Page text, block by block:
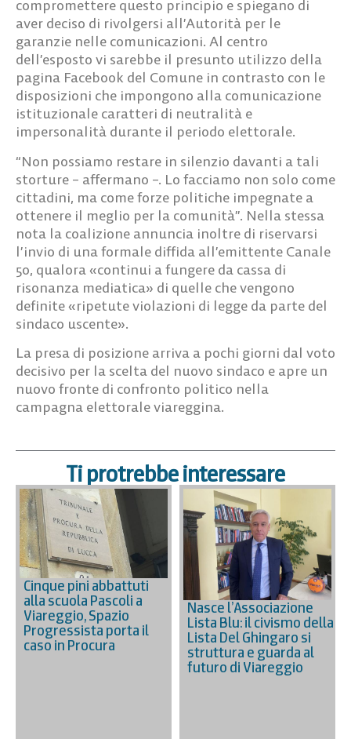
compromettere questo principio e spiegano di
aver deciso di rivolgersi all’Autorità per le
garanzie nelle comunicazioni. Al centro
dell’esposto vi sarebbe il presunto utilizzo della
pagina Facebook del Comune in contrasto con le
disposizioni che impongono alla comunicazione
istituzionale caratteri di neutralità e
impersonalità durante il periodo elettorale.
“Non possiamo restare in silenzio davanti a tali
storture – affermano –. Lo facciamo non solo come
cittadini, ma come forze politiche impegnate a
ottenere il meglio per la comunità”. Nella stessa
nota la coalizione annuncia inoltre di riservarsi
l’invio di una formale diffida all’emittente Canale
50, qualora «continui a fungere da cassa di
risonanza mediatica» di quelle che vengono
definite «ripetute violazioni di legge da parte del
sindaco uscente».
La presa di posizione arriva a pochi giorni dal voto
decisivo per la scelta del nuovo sindaco e apre un
nuovo fronte di confronto politico nella
campagna elettorale viareggina.
Ti protrebbe interessare
Cinque pini abbattuti
alla scuola Pascoli a
Viareggio, Spazio
Progressista porta il
caso in Procura
Nasce l’Associazione
Lista Blu: il civismo della
Lista Del Ghingaro si
struttura e guarda al
futuro di Viareggio